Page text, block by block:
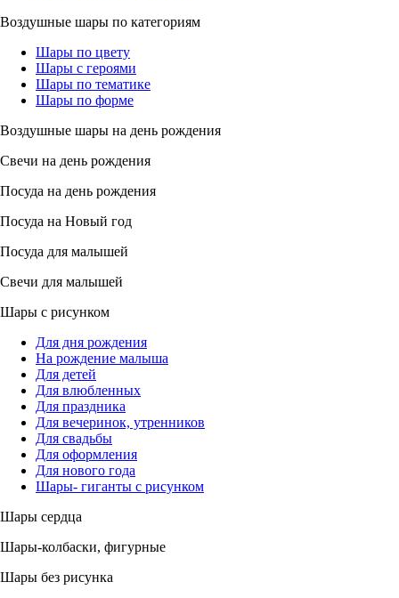
Воздушные шары по категориям
Шары по цвету
Шары с героями
Шары по тематике
Шары по форме
Воздушные шары на день рождения
Свечи на день рождения
Посуда на день рождения
Посуда на Новый год
Посуда для малышей
Свечи для малышей
Шары с рисунком
Для дня рождения
На рождение малыша
Для детей
Для влюбленных
Для праздника
Для вечеринок, утренников
Для свадьбы
Для оформления
Для нового года
Шары- гиганты с рисунком
Шары сердца
Шары-колбаски, фигурные
Шары без рисунка